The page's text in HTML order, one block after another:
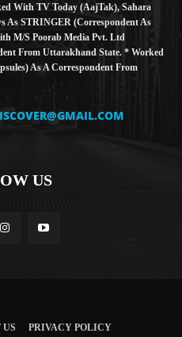
With TV Today (AajTak), Sahara
As STRINGER (Correspondent As
M/S Poorab Media Pvt. Ltd
From Uttarakhand State. * Worked
As A Correspondent From
US
US PRIVACY POLICY